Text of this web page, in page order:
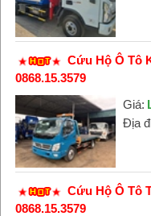
Cứu Hộ Ô Tô
0868.15.3579
Giá:
Địa
Cứu Hộ Ô Tô
0868.15.3579